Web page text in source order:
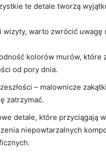
te detale tworzą
wizyty, warto zwrócić uwagę
kolorów ⁣murów, które
od pory dnia.
– malownicze
zatrzymać.
detale, które przyciągają⁤
niepowtarzalnych